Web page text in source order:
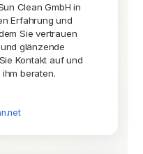
Clean GmbH in
Erfahrung und
Sie vertrauen
glänzende
Kontakt auf und
beraten.